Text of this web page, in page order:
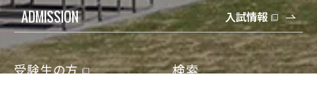
ADMISSION 入試情報
受験生の方
検索